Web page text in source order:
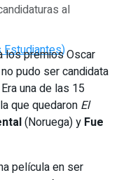
Estudiantes)
al
los premios Oscar
pudo ser candidata
una de las 15
que quedaron El
(Noruega) y Fue
película en ser